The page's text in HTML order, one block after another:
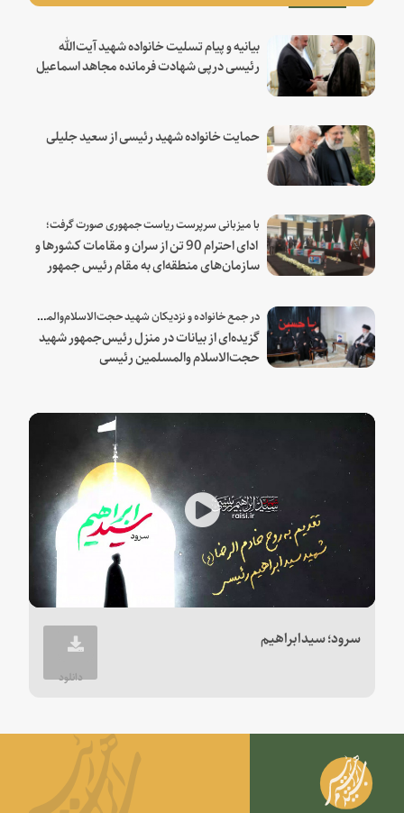
بیانیه و پیام تسلیت خانواده شهید آیت‌الله
رئیسی درپی شهادت فرمانده مجاهد اسماعیل
حمایت خانواده شهید رئیسی از سعید جلیلی
با میزبانی سرپرست ریاست جمهوری صورت گرفت؛
ادای احترام 90 تن از سران و مقامات کشورها و
سازمان‌های منطقه‌ای به مقام رئیس جمهور
در جمع خانواده و نزدیکان شهید حجت‌الاسلام‌والمسلمین رئیسی:
گزیده‌ای از بیانات در منزل رئیس‌جمهور شهید
حجت‌الاسلام والمسلمین رئیسی
Play
Video
سرود؛ سیدابراهیم
دانلود